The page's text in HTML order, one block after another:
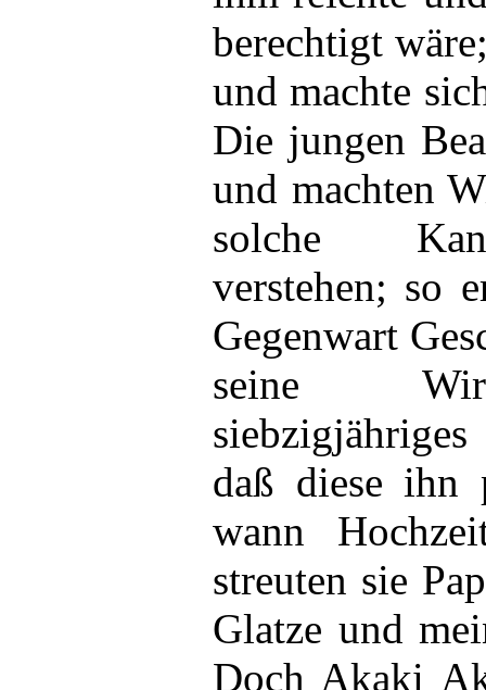
berechtigt
und machte
Die jungen
und machten
solche
verstehen; so
Gegenwart
seine
daß diese ihn
wann
streuten sie
Glatze und
Doch Akaki